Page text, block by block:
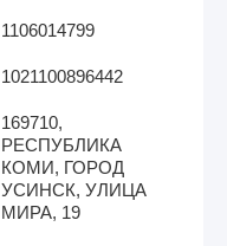
1106014799
1021100896442
169710,
РЕСПУБЛИКА
КОМИ, ГОРОД
УСИНСК, УЛИЦА
МИРА, 19